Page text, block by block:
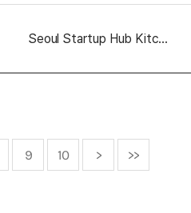
Seoul Startup Hub Kitchen Incubator
9 10 > >>